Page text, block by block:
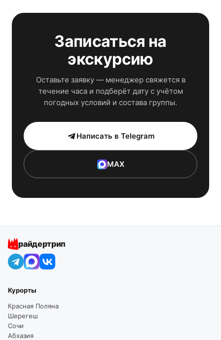
Записаться на
экскурсию
Оставьте заявку — менеджер свяжется в
течение часа и подберёт дату с учётом
погодных условий и состава группы.
Написать в Telegram
MAX
райдертрип
Курорты
Красная Поляна
Шерегеш
Сочи
Абхазия